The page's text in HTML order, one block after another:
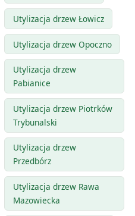
Utylizacja drzew Łowicz
Utylizacja drzew Opoczno
Utylizacja drzew
Pabianice
Utylizacja drzew Piotrków
Trybunalski
Utylizacja drzew
Przedbórz
Utylizacja drzew Rawa
Mazowiecka